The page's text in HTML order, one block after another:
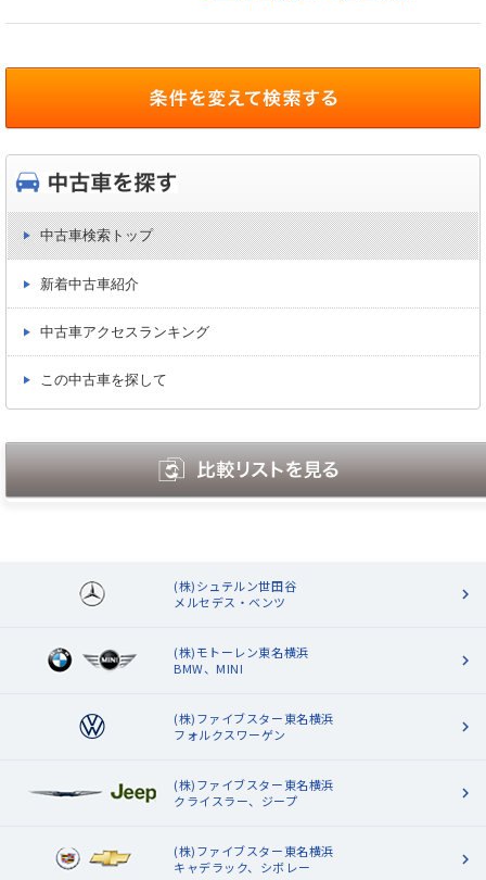
中古車検索トップ
新着中古車紹介
中古車アクセスランキング
この中古車を探して
(株)シュテルン世田谷
メルセデス・ベンツ
(株)モトーレン東名横浜
BMW、MINI
(株)ファイブスター東名横浜
フォルクスワーゲン
(株)ファイブスター東名横浜
クライスラー、ジープ
(株)ファイブスター東名横浜
キャデラック、シボレー